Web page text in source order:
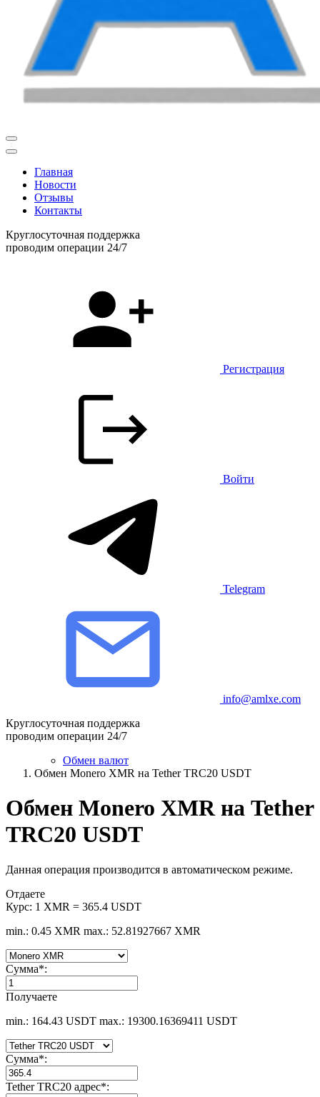
Главная
Новости
Отзывы
Контакты
Круглосуточная поддержка
проводим операции 24/7
Регистрация
Войти
Telegram
info@amlxe.com
Круглосуточная поддержка
проводим операции 24/7
Обмен валют
Обмен Monero XMR на Tether TRC20 USDT
Обмен Monero XMR на Tether
TRC20 USDT
Данная операция производится в автоматическом режиме.
Отдаете
Курс: 1 XMR = 365.4 USDT
min.: 0.45 XMR max.: 52.81927667 XMR
Сумма*:
Получаете
min.: 164.43 USDT max.: 19300.16369411 USDT
Сумма*:
Tether TRC20 адрес*: